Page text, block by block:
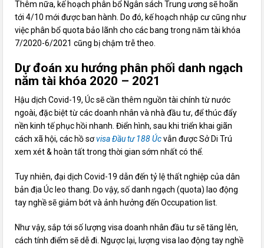
Thêm nữa, kế hoạch phân bổ Ngân sách Trung ương sẽ hoãn
tới 4/10 mới được ban hành. Do đó, kế hoạch nhập cư cũng như
việc phân bổ quota bảo lãnh cho các bang trong năm tài khóa
7/2020-6/2021 cũng bị chậm trễ theo.
Dự đoán xu hướng phân phối danh ngạch
năm tài khóa 2020 – 2021
Hậu dịch Covid-19, Úc sẽ cần thêm nguồn tài chính từ nước
ngoài, đặc biệt từ các doanh nhân và nhà đầu tư, để thúc đẩy
nền kinh tế phục hồi nhanh. Điển hình, sau khi triển khai giãn
cách xã hội, các hồ sơvisa Đầu tư 188 Úcvẫn được Sở Di Trú
xem xét & hoàn tất trong thời gian sớm nhất có thể.
Tuy nhiên, đại dịch Covid-19 dẫn đến tỷ lệ thất nghiệp của dân
bản địa Úc leo thang. Do vậy, số danh ngạch (quota) lao động
tay nghề sẽ giảm bớt và ảnh hưởng đến Occupation list.
Như vậy, sắp tới số lượng visa doanh nhân đầu tư sẽ tăng lên,
cách tính điểm sẽ dễ đi. Ngược lại, lượng visa lao động tay nghề